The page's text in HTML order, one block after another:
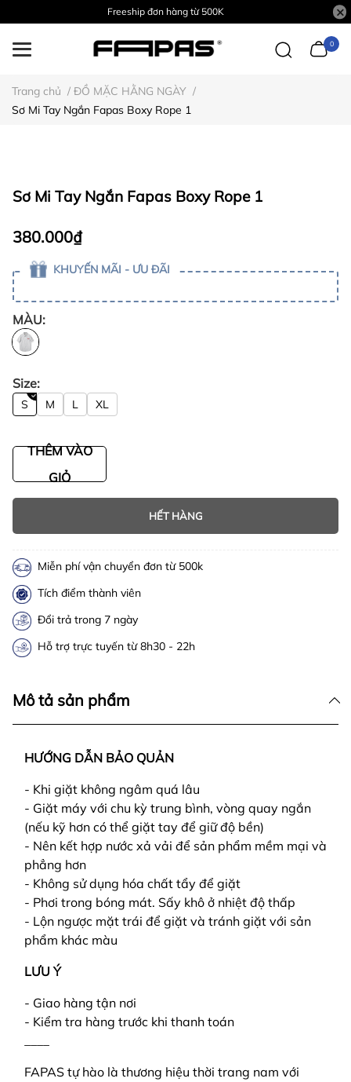
Freeship đơn hàng từ 500K
0
Trang chủ / ĐỒ MẶC HẰNG NGÀY /
Sơ Mi Tay Ngắn Fapas Boxy Rope 1
Sơ Mi Tay Ngắn Fapas Boxy Rope 1
380.000₫
KHUYẾN MÃI - ƯU ĐÃI
MÀU:
Size:
S M L XL
THÊM VÀO
GIỎ
HẾT HÀNG
Miễn phí vận chuyển đơn từ 500k
Tích điểm thành viên
Đổi trả trong 7 ngày
Hỗ trợ trực tuyến từ 8h30 - 22h
Mô tả sản phẩm
HƯỚNG DẪN BẢO QUẢN
- Khi giặt không ngâm quá lâu
- Giặt máy với chu kỳ trung bình, vòng quay ngắn
(nếu kỹ hơn có thể giặt tay để giữ độ bền)
- Nên kết hợp nước xả vải để sản phẩm mềm mại và
phẳng hơn
- Không sử dụng hóa chất tẩy để giặt
- Phơi trong bóng mát. Sấy khô ở nhiệt độ thấp
- Lộn ngược mặt trái để giặt và tránh giặt với sản
phẩm khác màu
LƯU Ý
- Giao hàng tận nơi
- Kiểm tra hàng trước khi thanh toán
FAPAS tự hào là thương hiệu thời trang nam với